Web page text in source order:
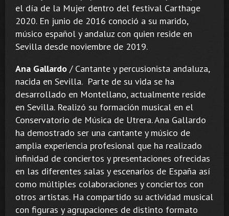
el día de la Mujer dentro del festival Carthage
2020. En junio de 2016 conoció a su marido,
músico español y andaluz con quien reside en
Sevilla desde noviembre de 2019.
Ana Gallardo / Cantante y percusionista andaluza,
nacida en Sevilla. Parte de su vida se ha
desarrollado en Montellano, actualmente reside
en Sevilla. Realizó su formación musical en el
Conservatorio de Música de Utrera. Ana Gallardo
ha demostrado ser una cantante y músico de
amplia experiencia profesional que ha realizado
infinidad de conciertos y presentaciones ofrecidas
en las diferentes salas y escenarios de España así
como múltiples colaboraciones y conciertos con
otros artistas. Ha compartido su actividad musical
con figuras y agrupaciones de distinto formato